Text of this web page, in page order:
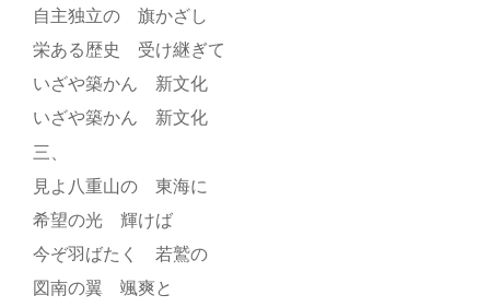
自主独立の 旗かざし
栄ある歴史 受け継ぎて
いざや築かん 新文化
いざや築かん 新文化
三、
見よ八重山の 東海に
希望の光 輝けば
今ぞ羽ばたく 若鷲の
図南の翼 颯爽と